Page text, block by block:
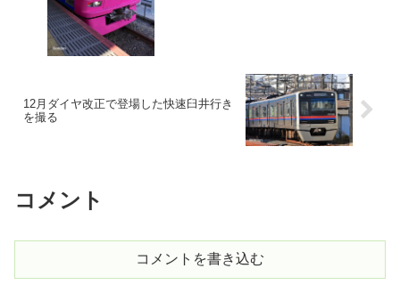
12月ダイヤ改正で登場した快速臼井行き
を撮る
コメント
コメントを書き込む